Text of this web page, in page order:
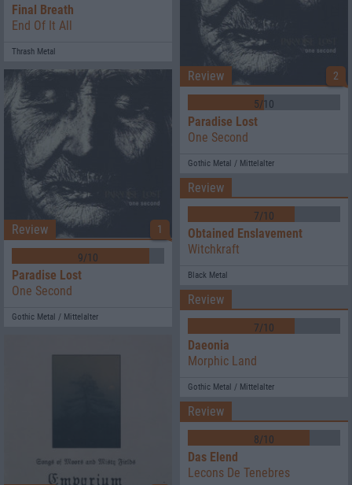
Final Breath
End Of It All
Thrash Metal
Review
5/10
Paradise Lost
One Second
2
Gothic Metal / Mittelalter
Review
9/10
Paradise Lost
One Second
1
Gothic Metal / Mittelalter
Review
7/10
Obtained Enslavement
Witchkraft
Black Metal
Review
7/10
Daeonia
Morphic Land
Gothic Metal / Mittelalter
Review
8/10
Das Elend
Lecons De Tenebres